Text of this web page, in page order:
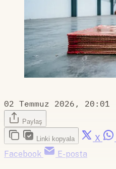
02 Temmuz 2026, 20:01
Paylaş
Linki kopyala X
Facebook
E-posta